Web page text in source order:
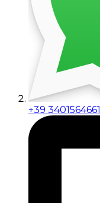
+39 3401564661